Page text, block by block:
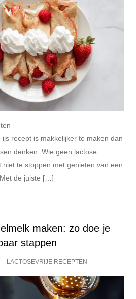
ijs recept is makkelijker te maken dan
denken. Wie geen lactose
niet te stoppen met genieten van een
de juiste […]
maken: zo doe je
stappen
LACTOSEVRIJE RECEPTEN